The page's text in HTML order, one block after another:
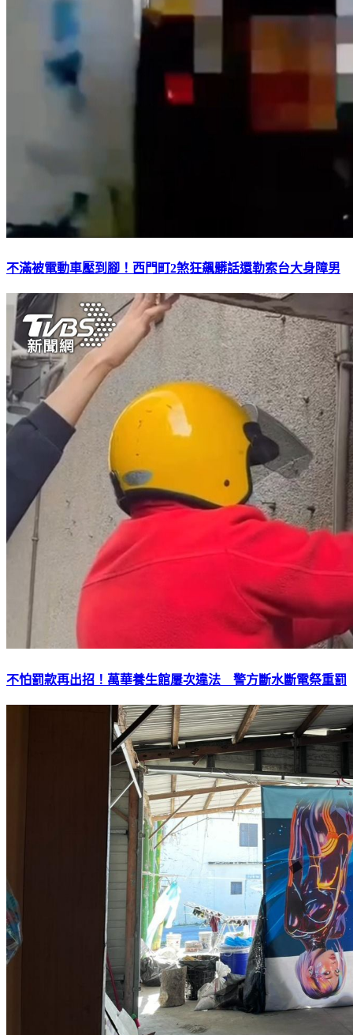
不滿被電動車壓到腳！西門町2煞狂飆髒話還勒索台大身障男
不怕罰款再出招！萬華養生館屢次違法 警方斷水斷電祭重罰